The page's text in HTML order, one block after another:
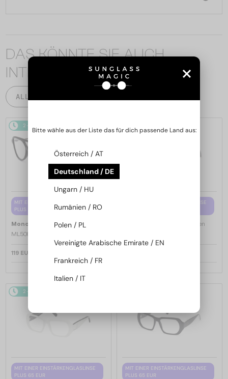
DAS KÖNNTE SIE AUCH
INTERESSIEREN
ALLE PRODUKTE
2-4 WERKTAGE
MIT EINER EINSTÄRKENGLASLINSE
PLUS 65 EUR
Moncler
Brillenfassungen
ML5081 - 001 - 56
119 EUR
MIT EINER EINSTÄRKENGLASLINSE
Brillenfassungen
2-4 WERKTAGE
MIT EINER EINSTÄRKENGLASLINSE
PLUS 65 EUR
MIT EINER EINSTÄRKENGLASLINSE
PLUS 65 EUR
Bitte wähle aus der Liste das für dich passende Land aus:
Österreich / AT
Deutschland / DE
Ungarn / HU
Rumänien / RO
Polen / PL
Vereinigte Arabische Emirate / EN
Frankreich / FR
Italien / IT